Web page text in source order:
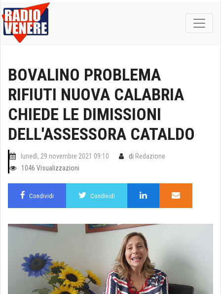
BOVALINO PROBLEMA
RIFIUTI NUOVA CALABRIA
CHIEDE LE DIMISSIONI
DELL'ASSESSORA CATALDO
lunedì, 29 novembre 2021 09:10 di Redazione
1046 Visualizzazioni
Condividi Condividi